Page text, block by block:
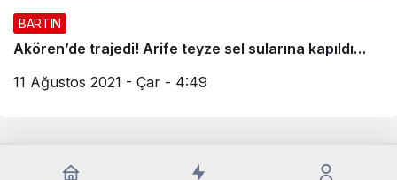
BARTIN
Akören’de trajedi! Arife teyze sel sularına kapıldı…
11 Ağustos 2021 - Çar - 4:49